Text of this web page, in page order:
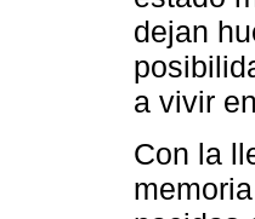
dejan
a vivir
Con la